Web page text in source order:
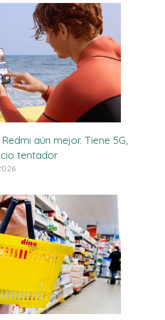
aún mejor. Tiene 5G,
tentador